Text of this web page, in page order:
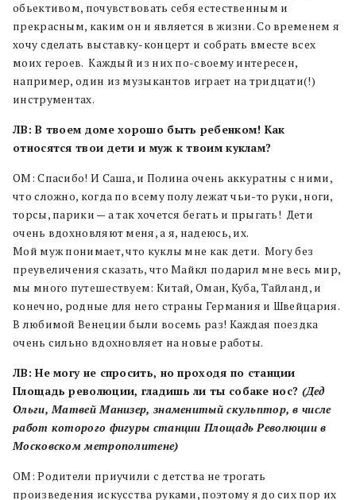
обьективом, почувствовать себя естественным и
прекрасным, каким он и является в жизни. Со временем я
хочу сделать выставку-концерт и собрать вместе всех
моих героев. Каждый из них по-своему интересен,
например, один из музыкантов играет на тридцати(!)
инструментах.
ЛВ: В твоем доме хорошо быть ребенком! Как
относятся твои дети и муж к твоим куклам?
ОМ: Спасибо! И Саша, и Полина очень аккуратны с ними,
что сложно, когда по всему полу лежат чьи-то руки, ноги,
торсы, парики — а так хочется бегать и прыгать! Дети
очень вдохновляют меня, а я, надеюсь, их.
Мой муж понимает, что куклы мне как дети. Могу без
преувеличения сказать, что Майкл подарил мне весь мир,
мы много путешествуем: Китай, Оман, Куба, Тайланд, и
конечно, родные для него страны Германия и Швейцария.
В любимой Венеции были восемь раз! Каждая поездка
очень сильно вдохновляет на новые работы.
ЛВ: Не могу не спросить, но проходя по станции
Площадь революции, гладишь ли ты собаке нос? (Дед
Ольги, Матвей Манизер, знаменитый скульптор, в числе
работ которого фигуры станции Площадь Революции в
Московском метрополитене)
ОМ: Родители приучили с детства не трогать
произведения искусства руками, поэтому я до сих пор их